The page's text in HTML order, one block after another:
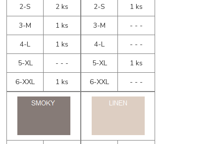
2-S
2 ks
3-M
1 ks
4-L
1 ks
5-XL
- - -
6-XXL
1 ks
2-S
1 ks
3-M
- - -
4-L
- - -
5-XL
1 ks
6-XXL
- - -